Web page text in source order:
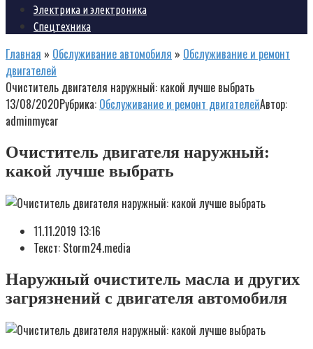
Электрика и электроника
Спецтехника
Главная » Обслуживание автомобиля » Обслуживание и ремонт
двигателей
Очиститель двигателя наружный: какой лучше выбрать
13/08/2020Рубрика: Обслуживание и ремонт двигателейАвтор:
adminmycar
Очиститель двигателя наружный:
какой лучше выбрать
11.11.2019 13:16
Текст: Storm24.media
Наружный очиститель масла и других
загрязнений с двигателя автомобиля